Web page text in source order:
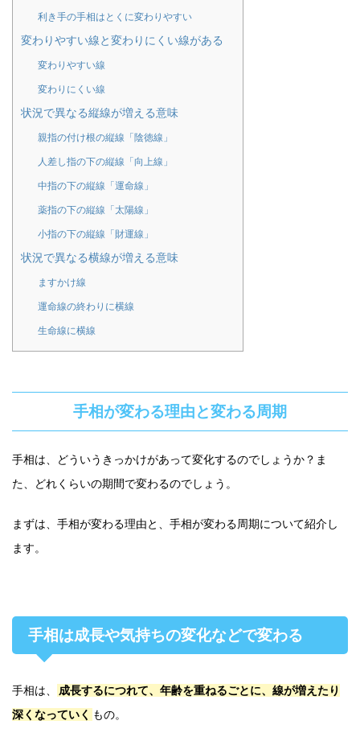
利き手の手相はとくに変わりやすい
変わりやすい線と変わりにくい線がある
変わりやすい線
変わりにくい線
状況で異なる縦線が増える意味
親指の付け根の縦線「陰徳線」
人差し指の下の縦線「向上線」
中指の下の縦線「運命線」
薬指の下の縦線「太陽線」
小指の下の縦線「財運線」
状況で異なる横線が増える意味
ますかけ線
運命線の終わりに横線
生命線に横線
手相が変わる理由と変わる周期
手相は、どういうきっかけがあって変化するのでしょうか？ま
た、どれくらいの期間で変わるのでしょう。
まずは、手相が変わる理由と、手相が変わる周期について紹介し
ます。
手相は成長や気持ちの変化などで変わる
手相は、
成長するにつれて、年齢を重ねるごとに、線が増えたり
深くなっていく もの。